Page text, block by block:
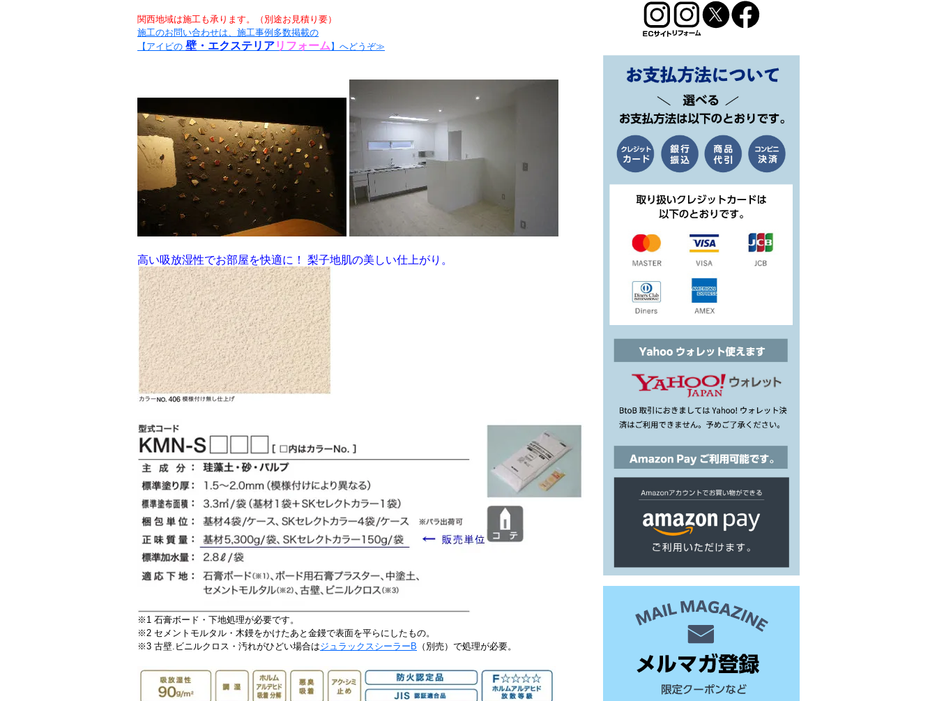
関西地域は施工も承ります。（別途お見積り要）
施工のお問い合わせは、施工事例多数掲載の
【アイビの 壁・エクステリアリフォーム 】へどうぞ≫
高い吸放湿性でお部屋を快適に！ 梨子地肌の美しい仕上がり。
※1 石膏ボード・下地処理が必要です。
※2 セメントモルタル・木鏝をかけたあと金鏝で表面を平らにしたもの。
※3 古壁.ビニルクロス・汚れがひどい場合はジュラックスシーラーB （別売）で処理が必要。